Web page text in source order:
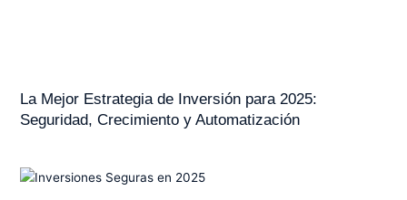
La Mejor Estrategia de Inversión para 2025:
Seguridad, Crecimiento y Automatización